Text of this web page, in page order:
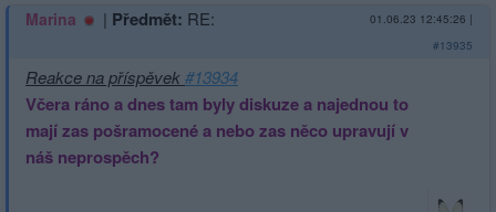
Marina | Předmět: RE: 01.06.23 12:45:26 |
#13935
Reakce na příspěvek#13934
Včera ráno a dnes tam byly diskuze a najednou to
mají zas pošramocené a nebo zas něco upravují v
náš neprospěch?